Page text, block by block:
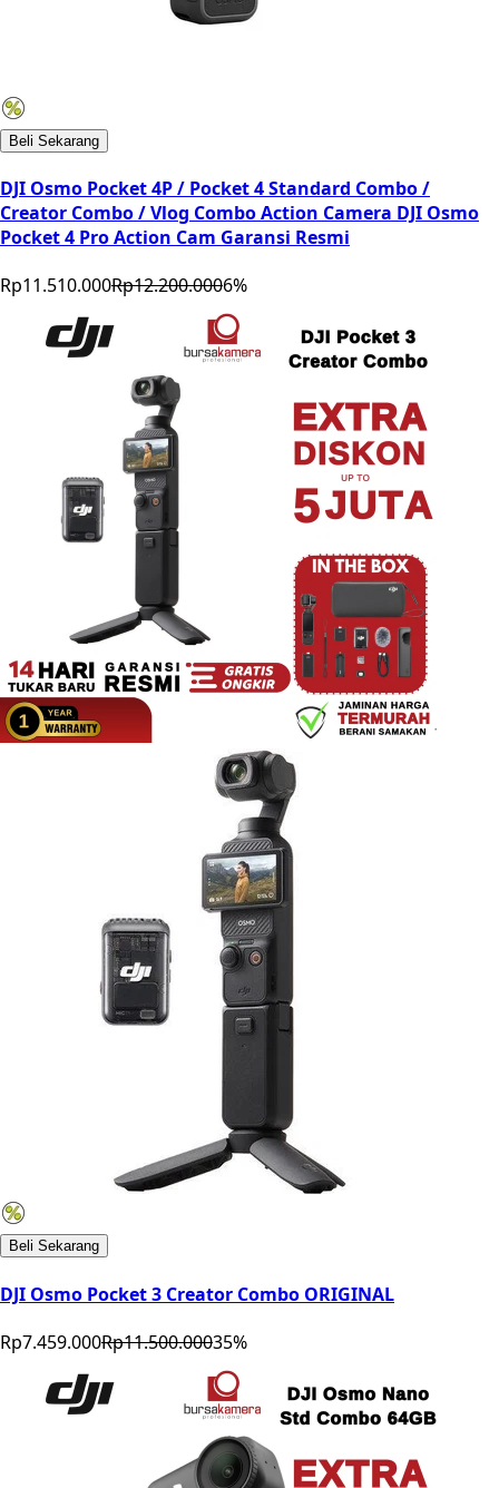
Beli Sekarang
DJI Osmo Pocket 4P / Pocket 4 Standard Combo /
Creator Combo / Vlog Combo Action Camera DJI Osmo
Pocket 4 Pro Action Cam Garansi Resmi
Rp11.510.000Rp12.200.0006%
Beli Sekarang
DJI Osmo Pocket 3 Creator Combo ORIGINAL
Rp7.459.000Rp11.500.00035%